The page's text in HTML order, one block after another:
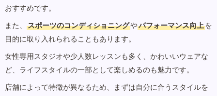
おすすめです。
また、
スポーツのコンディショニングやパフォーマンス向上 を
目的に取り入れられることもあります。
女性専用スタジオや少人数レッスンも多く、かわいいウェアな
ど、ライフスタイルの一部として楽しめるのも魅力です。
店舗によって特徴が異なるため、まずは自分に合うスタイルを